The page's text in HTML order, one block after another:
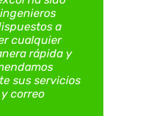
a
cualquier
rápida y
sus servicios
correo
| Fundación
Colombia -
,Gerente | Argus
Ingeniería
|
Digital S.A.S.
una
confiable y
Legal